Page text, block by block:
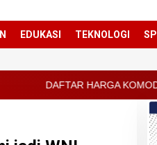
EDUKASI TEKNOLOGI
KOMODITAS PERTANIAN